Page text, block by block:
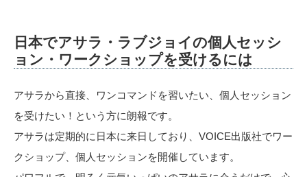
日本でアサラ・ラブジョイの個人セッシ
ョン・ワークショップを受けるには
アサラから直接、ワンコマンドを習いたい、個人セッション
を受けたい！という方に朗報です。
アサラは定期的に日本に来日しており、VOICE出版社でワー
クショップ、個人セッションを開催しています。